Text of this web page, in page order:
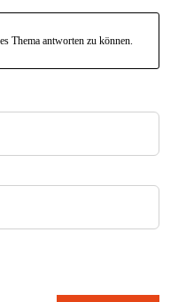
Thema antworten zu können.